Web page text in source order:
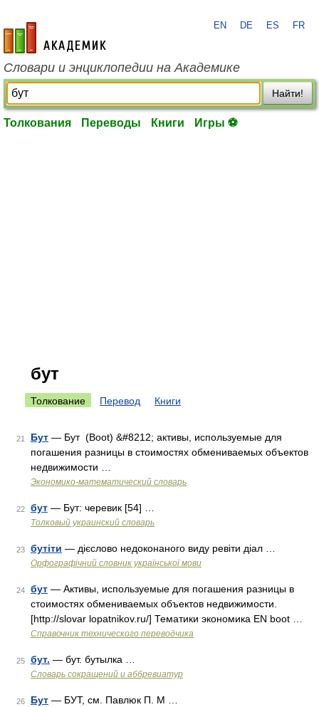
academic.ru
EN DE ES FR
Словари и энциклопедии на Академике
Найти!
Толкования Переводы Книги Игры ⚽
бут
Толкование Перевод Книги
21 Бут — Бут (Boot) &#8212; активы, используемые для
погашения разницы в стоимостях обмениваемых объектов
недвижимости …
Экономико-математический словарь
22 бут — Бут: черевик [54] …
Толковый украинский словарь
23 бутіти — дієслово недоконаного виду ревіти діал …
Орфографічний словник української мови
24 бут — Активы, используемые для погашения разницы в
стоимостях обмениваемых объектов недвижимости.
[http://slovar lopatnikov.ru/] Тематики экономика EN boot …
Справочник технического переводчика
25 бут. — бут. бутылка …
Словарь сокращений и аббревиатур
26 Бут — БУТ, см. Павлюк П. М …